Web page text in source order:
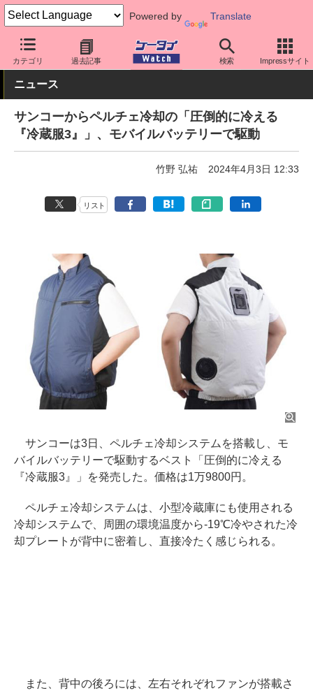
Powered by Translate
カテゴリ 過去記事 検索 Impressサイト
ケータイ Watch 周辺機器/アクセサリー その他
ニュース
サンコーからペルチェ冷却の「圧倒的に冷える
『冷蔵服3』」、モバイルバッテリーで駆動
竹野 弘祐 2024年4月3日 12:33
リスト
サンコーは3日、ペルチェ冷却システムを搭載し、モ
バイルバッテリーで駆動するベスト「圧倒的に冷える
『冷蔵服3』」を発売した。価格は1万9800円。
ペルチェ冷却システムは、小型冷蔵庫にも使用される
冷却システムで、周囲の環境温度から-19℃冷やされた冷
却プレートが背中に密着し、直接冷たく感じられる。
また、背中の後ろには、左右それぞれファンが搭載さ